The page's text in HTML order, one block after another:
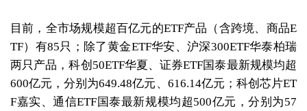
目前，全市场规模超百亿元的ETF产品（含跨境、商品E
TF）有85只；除了黄金ETF华安、沪深300ETF华泰柏瑞
两只产品，科创50ETF华夏、证券ETF国泰最新规模均超
600亿元，分别为649.48亿元、616.14亿元；科创芯片ET
F嘉实、通信ETF国泰最新规模均超500亿元，分别为57